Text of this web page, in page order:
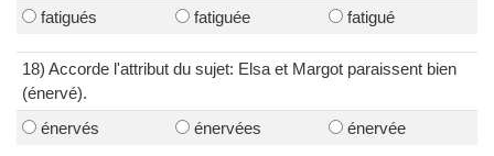
fatigués
fatiguée fatigué
18) Accorde l'attribut du sujet: Elsa et Margot paraissent bien
(énervé).
énervés
énervées énervée